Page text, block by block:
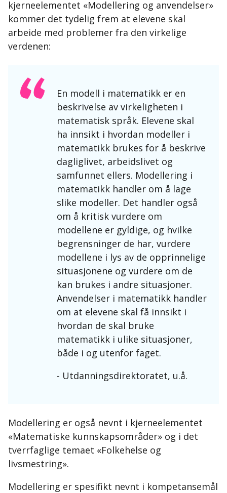
kjerneelementet «Modellering og anvendelser»
kommer det tydelig frem at elevene skal
arbeide med problemer fra den virkelige
verdenen:
En modell i matematikk er en
beskrivelse av virkeligheten i
matematisk språk. Elevene skal
ha innsikt i hvordan modeller i
matematikk brukes for å beskrive
dagliglivet, arbeidslivet og
samfunnet ellers. Modellering i
matematikk handler om å lage
slike modeller. Det handler også
om å kritisk vurdere om
modellene er gyldige, og hvilke
begrensninger de har, vurdere
modellene i lys av de opprinnelige
situasjonene og vurdere om de
kan brukes i andre situasjoner.
Anvendelser i matematikk handler
om at elevene skal få innsikt i
hvordan de skal bruke
matematikk i ulike situasjoner,
både i og utenfor faget.
- Utdanningsdirektoratet, u.å.
Modellering er også nevnt i kjerneelementet
«Matematiske kunnskapsområder» og i det
tverrfaglige temaet «Folkehelse og
livsmestring».
Modellering er spesifikt nevnt i kompetansemål